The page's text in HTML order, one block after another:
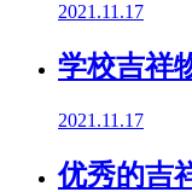
2021.11.17
学校吉祥
2021.11.17
优秀的吉